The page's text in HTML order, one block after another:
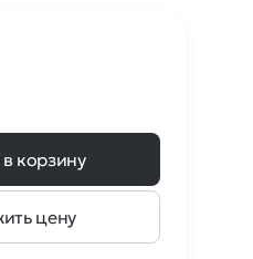
корзину
цену